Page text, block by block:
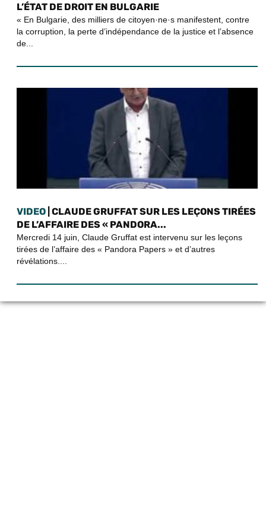
L’ÉTAT DE DROIT EN BULGARIE
« En Bulgarie, des milliers de citoyen·ne·s manifestent, contre
la corruption, la perte d’indépendance de la justice et l’absence
de...
VIDEO | CLAUDE GRUFFAT SUR LES LEÇONS TIRÉES
DE L’AFFAIRE DES « PANDORA...
Mercredi 14 juin, Claude Gruffat est intervenu sur les leçons
tirées de l’affaire des « Pandora Papers » et d’autres
révélations....